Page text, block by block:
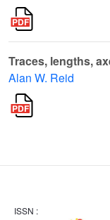
Traces, lengths,
Alan W. Reid
ISSN :